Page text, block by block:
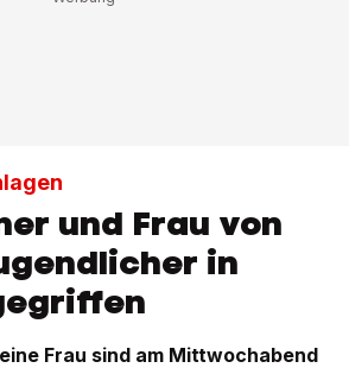
und Frau von
in
Frau sind am Mittwochabend